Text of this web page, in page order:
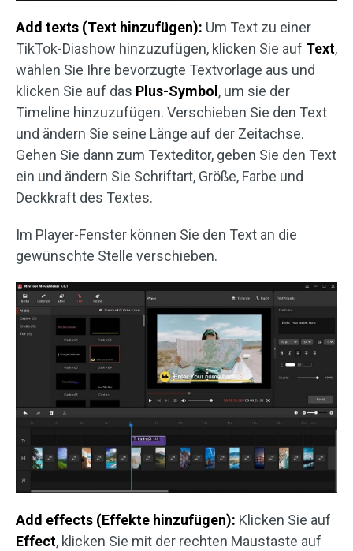
Add texts (Text hinzufügen): Um Text zu einer
TikTok-Diashow hinzuzufügen, klicken Sie auf Text,
wählen Sie Ihre bevorzugte Textvorlage aus und
klicken Sie auf das Plus-Symbol, um sie der
Timeline hinzuzufügen. Verschieben Sie den Text
und ändern Sie seine Länge auf der Zeitachse.
Gehen Sie dann zum Texteditor, geben Sie den Text
ein und ändern Sie Schriftart, Größe, Farbe und
Deckkraft des Textes.
Im Player-Fenster können Sie den Text an die
gewünschte Stelle verschieben.
Add effects (Effekte hinzufügen): Klicken Sie auf
Effect, klicken Sie mit der rechten Maustaste auf